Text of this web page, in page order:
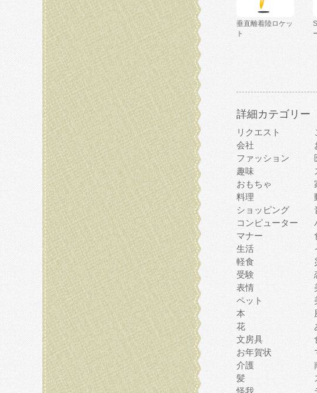
垂直離着陸ロケッ
ト
詳細カテゴリー
リクエスト
会社
ファッション
趣味
おもちゃ
料理
ショッピング
コンピューター
マナー
生活
軽食
受験
表情
ペット
本
花
文房具
お年賀状
介護
髪
怪我